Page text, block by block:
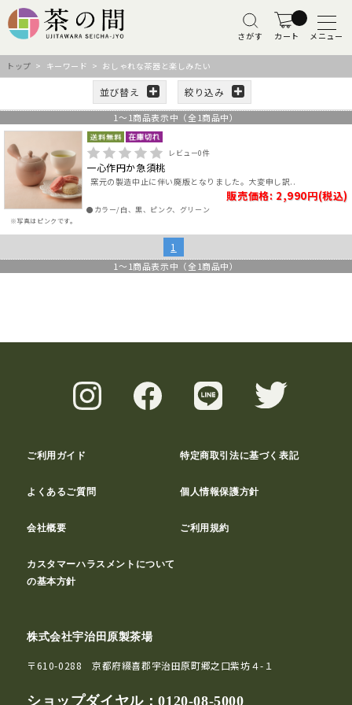
さがす カート メニュー
トップ > キーワード > おしゃれな茶器と楽しみたい
並び替え 絞り込み
1 ～ 1商品表示中（全 1商品中）
※写真はピンクです。
レビュー0件
一心作円か急須桃
窯元の製造中止に伴い廃版となりました。大変申し訳..
販売価格: 2,990円(税込)
●カラー/白、黒、ピンク、グリーン
1
1 ～ 1商品表示中（全 1商品中）
ご利用ガイド 特定商取引法に基づく表記
よくあるご質問 個人情報保護方針
会社概要 ご利用規約
カスタマーハラスメントについて
の基本方針
株式会社宇治田原製茶場
〒610-0288 京都府綴喜郡宇治田原町郷之口紫坊４-１
ショップダイヤル：0120-08-5000